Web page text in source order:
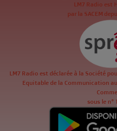
LM7 Radio est
par la SACEM
LM7 Radio est déclarée à la Société
Equitable de la Communication
sous le n°